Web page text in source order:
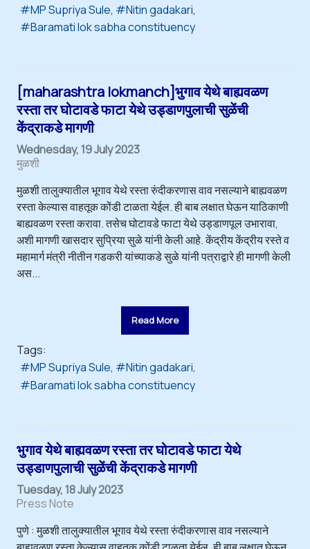
MP Supriya Sule
Nitin gadakari
Baramati lok sabha constituency
[maharashtra lokmanch]भुगाव येथे बाह्यवळण
रस्ता तर घोटावडे फाटा येथे उड्डाणपुलाची सुळेंची
केंद्राकडे मागणी
Wednesday, 19 July 2023
मुळशी
मुळशी तालुक्यातील भूगाव येथे रस्ता रुंदीकरणास वाव नसल्याने बाह्यवळण
रस्ता केल्यास वाहतूक कोंडी टाळता येईल. ही बाब लक्षात घेऊन याठिकाणी
बाह्यवळण रस्ता करावा. तसेच घोटावडे फाटा येथे उड्डाणपूल उभारावा,
अशी मागणी खासदार सुप्रिया सुळे यांनी केली आहे. केंद्रीय केंद्रीय रस्ते व
महामार्ग मंत्री नीतीन गडकरी यांच्याकडे सुळे यांनी पत्राद्वारे ही मागणी केली
अस...
Read More
Tags:
MP Supriya Sule
Nitin gadakari
Baramati lok sabha constituency
भुगाव येथे बाह्यवळण रस्ता तर घोटावडे फाटा येथे
उड्डाणपुलाची सुळेंची केंद्राकडे मागणी
Tuesday, 18 July 2023
Press Note
पुणे : मुळशी तालुक्यातील भूगाव येथे रस्ता रुंदीकरणास वाव नसल्याने